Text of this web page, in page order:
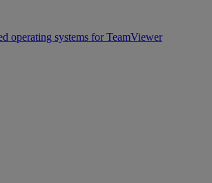
operating systems for TeamViewer